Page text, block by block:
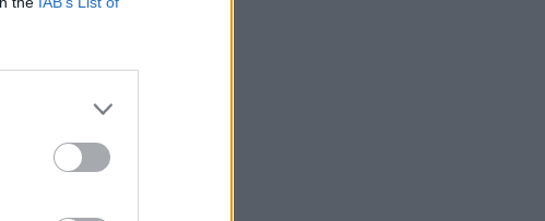
10,563 forintra
A korábbi